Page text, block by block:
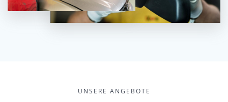
UNSERE ANGEBOTE